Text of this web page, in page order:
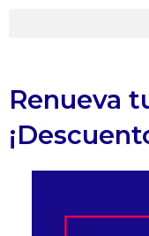
Renueva